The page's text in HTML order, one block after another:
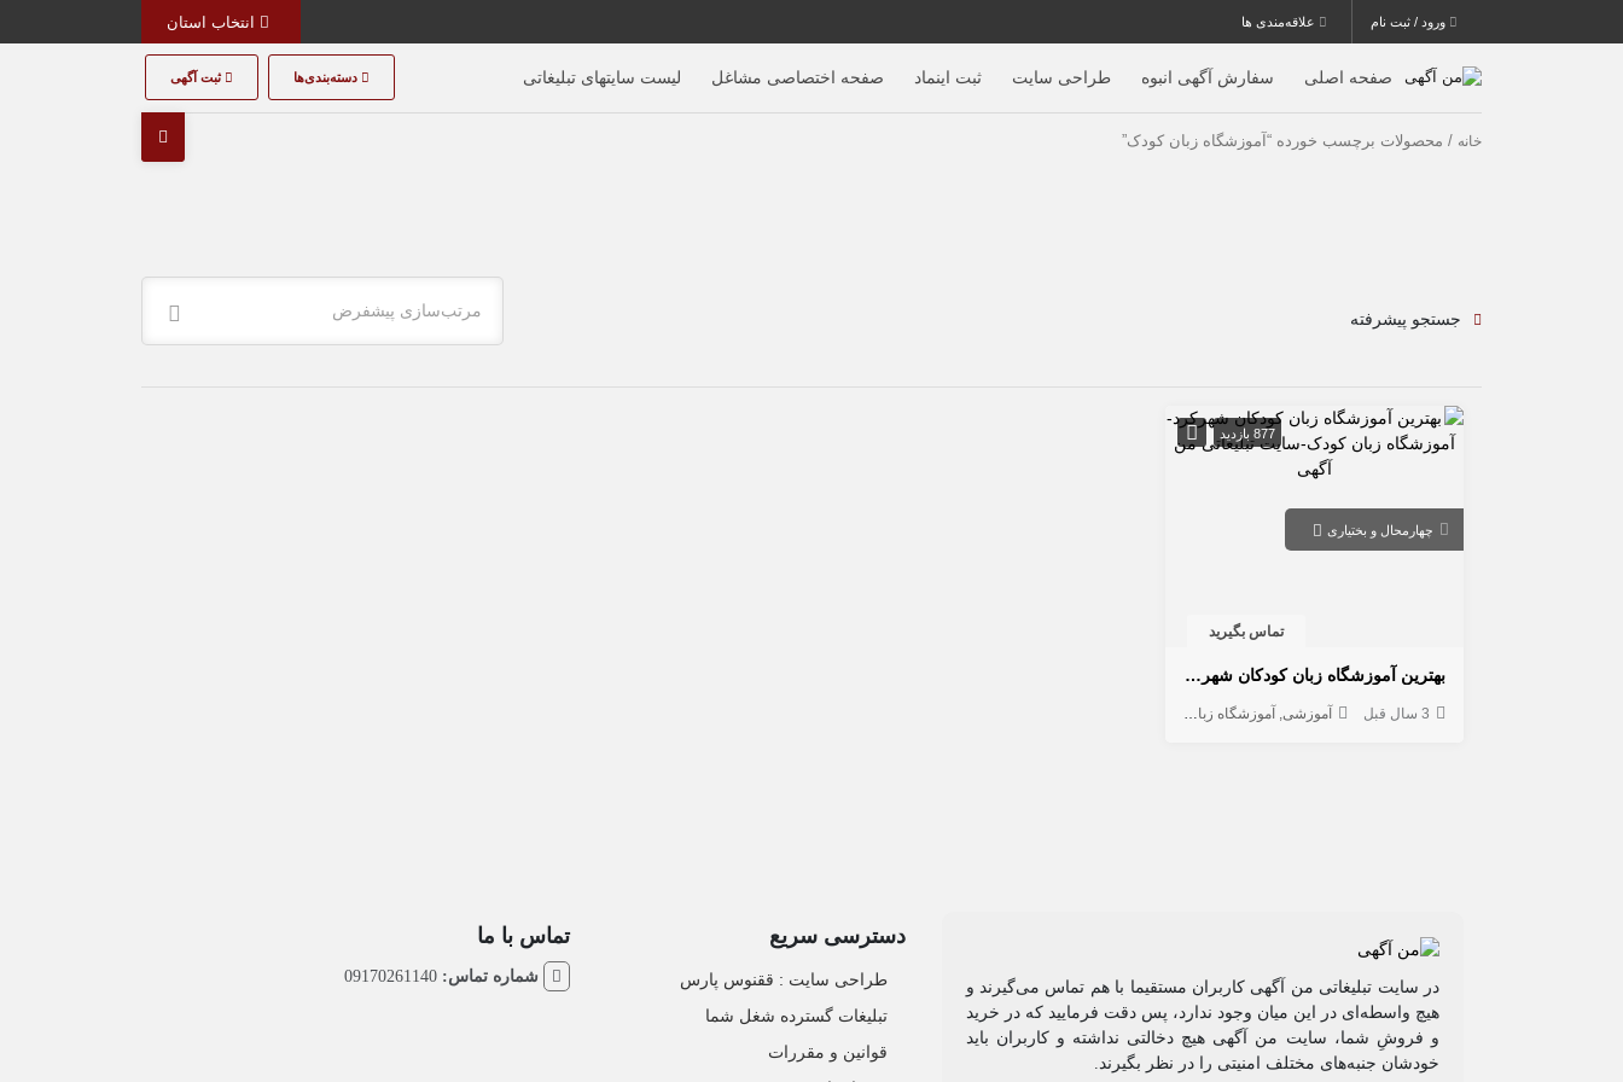
ورود / ثبت نام علاقه‌مندی ها
صفحه اصلی سفارش آگهی انبوه طراحی سایت ثبت اینماد صفحه اختصاصی مشاغل لیست سایتهای تبلیغاتی دسته‌بندی‌ها ثبت آگهی
خانه / محصولات برچسب خورده “آموزشگاه زبان کودک”
مرتب‌سازی پیشفرض جستجو پیشرفته
877 بازدید
چهارمحال و بختیاری
تماس بگیرید
بهترین آموزشگاه زبان کودکان شهرکرد
3 سال قبل آموزشی آموزشگاه زبان
در سایت تبلیغاتی من آگهی کاربران مستقیما با هم تماس می‌گیرند و
هیچ واسطه‌ای در این میان وجود ندارد، پس دقت فرمایید که در خرید
و فروشِ شما، سایت من آگهی هیچ دخالتی نداشته و کاربران باید
خودشان جنبه‌های مختلف امنیتی را در نظر بگیرند.
دسترسی سریع
طراحی سایت :‌ ققنوس پارس
تبلیغات گسترده شغل شما
قوانین و مقررات
تماس با ما
شماره تماس: 09170261140